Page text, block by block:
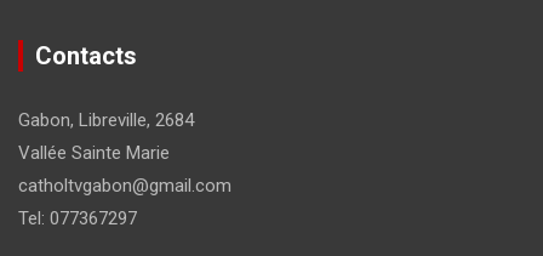
Contacts
Gabon, Libreville, 2684
Vallée Sainte Marie
catholtvgabon@gmail.com
Tel: 077367297